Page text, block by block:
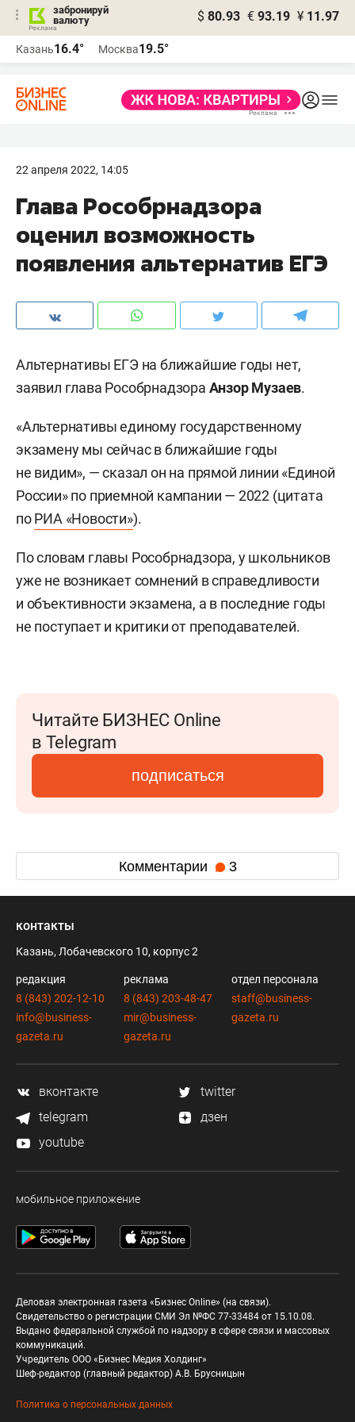
забронируй
валюту
$ 80.93 € 93.19 ¥ 11.97
Казань16.4° Москва19.5°
22 апреля 2022, 14:05
Глава Рособрнадзора
оценил возможность
появления альтернатив ЕГЭ
Альтернативы ЕГЭ на ближайшие годы нет,
заявил глава Рособрнадзора Анзор Музаев.
«Альтернативы единому государственному
экзамену мы сейчас в ближайшие годы
не видим», — сказал он на прямой линии «Единой
России» по приемной кампании — 2022 (цитата
поРИА «Новости»).
По словам главы Рособрнадзора, у школьников
уже не возникает сомнений в справедливости
и объективности экзамена, а в последние годы
не поступает и критики от преподавателей.
Читайте БИЗНЕС Online
в Telegram
подписаться
Комментарии 3
контакты
Казань, Лобачевского 10, корпус 2
редакция
8 (843) 202-12-10
info@business-
gazeta.ru
реклама
8 (843) 203-48-47
mir@business-
gazeta.ru
отдел персонала
staff@business-
gazeta.ru
вконтакте
twitter
telegram
дзен
youtube
мобильное приложение
Деловая электронная газета «Бизнес Online» (на связи).
Свидетельство о регистрации СМИ Эл №ФС 77-33484 от 15.10.08.
Выдано федеральной службой по надзору в сфере связи и массовых
коммуникаций.
Учредитель ООО «Бизнес Медия Холдинг»
Шеф-редактор (главный редактор) А.В. Брусницын
Политика о персональных данных